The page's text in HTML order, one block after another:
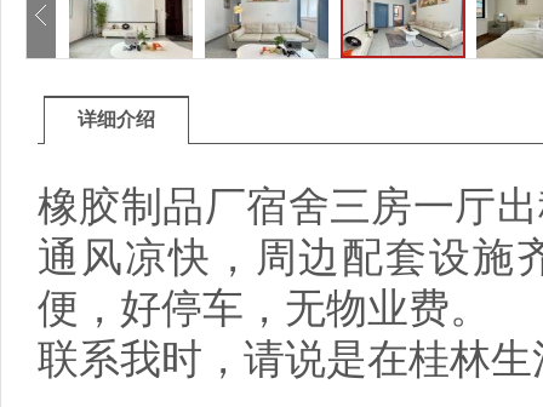
详细介绍
橡胶制品厂宿舍三房一厅
通风凉快，周边配套设施
便，好停车，无物业费。
联系我时，请说是在桂林